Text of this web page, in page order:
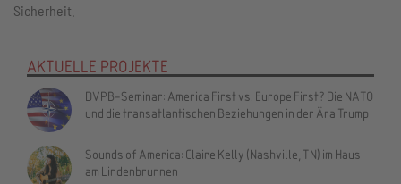
Sicherheit.
AKTUELLE PROJEKTE
DVPB-Seminar: America First vs. Europe First? Die NATO
und die transatlantischen Beziehungen in der Ära Trump
Sounds of America: Claire Kelly (Nashville, TN) im Haus
am Lindenbrunnen